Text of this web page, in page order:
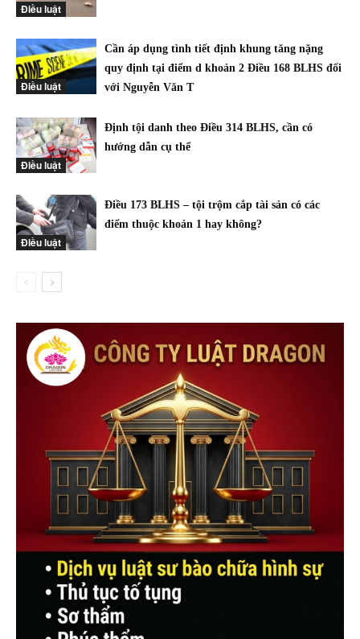
Điều luật
Điều luật
Cần áp dụng tình tiết định khung tăng nặng
quy định tại điểm d khoản 2 Điều 168 BLHS đối
với Nguyễn Văn T
Điều luật
Định tội danh theo Điều 314 BLHS, cần có
hướng dẫn cụ thể
Điều luật
Điều 173 BLHS – tội trộm cắp tài sản có các
điểm thuộc khoản 1 hay không?